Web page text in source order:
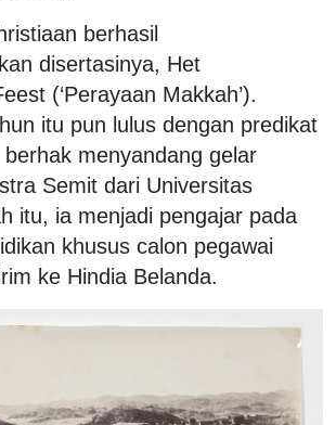
berhasil
disertasinya, Het
(‘Perayaan Makkah’).
itu pun lulus dengan predikat
menyandang gelar
Semit dari Universitas
itu, ia menjadi pengajar pada
khusus calon pegawai
ke Hindia Belanda.